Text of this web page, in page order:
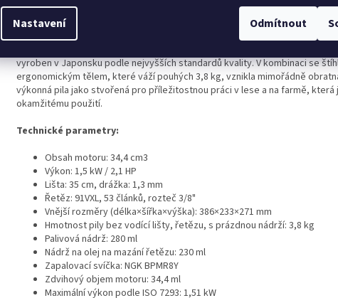
Nastavení Odmítnout
Detailní popis produktu
Funkce automatického sytiče řídí množství paliva v závislosti na teplotě
vyroben v Japonsku podle nejvyšších standardů kvality. V kombinaci se
ergonomickým tělem, které váží pouhých 3,8 kg, vznikla mimořádně
výkonná pila jako stvořená pro příležitostnou práci v lese a na farmě, která
okamžitému použití.
Technické parametry:
Obsah motoru: 34,4 cm3
Výkon: 1,5 kW / 2,1 HP
Lišta: 35 cm, drážka: 1,3 mm
Řetěz: 91VXL, 53 článků, rozteč 3/8"
Vnější rozměry (délka×šířka×výška): 386×233×271 mm
Hmotnost pily bez vodící lišty, řetězu, s prázdnou nádrží: 3,8 kg
Palivová nádrž: 280 ml
Nádrž na olej na mazání řetězu: 230 ml
Zapalovací svíčka: NGK BPMR8Y
Zdvihový objem motoru: 34,4 ml
Maximální výkon podle ISO 7293: 1,51 kW